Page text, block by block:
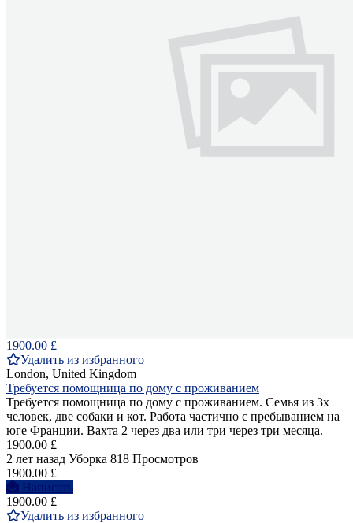
1900.00 £
Удалить из избранного
London, United Kingdom
Требуется помощница по дому с проживанием
Требуется помощница по дому с проживанием. Семья из 3х
человек, две собаки и кот. Работа частично с пребыванием на
юге Франции. Вахта 2 через два или три через три месяца.
1900.00 £
2 лет назад Уборка 818 Просмотров
1900.00 £
Написать
1900.00 £
Удалить из избранного